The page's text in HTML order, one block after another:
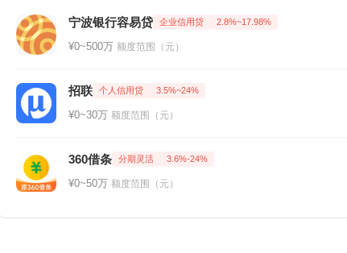
宁波银行容易贷 企业信用贷 2.8%~17.98%
¥0~500万 额度范围（元）
招联 个人信用贷 3.5%~24%
¥0~30万 额度范围（元）
360借条 分期灵活 3.6%-24%
¥0~50万 额度范围（元）